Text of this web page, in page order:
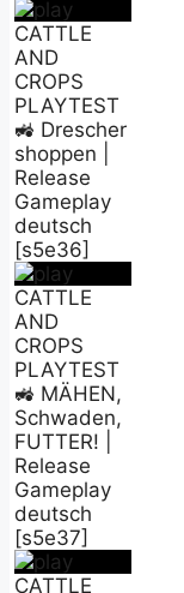
CATTLE
AND
CROPS
PLAYTEST
🚜 Drescher
shoppen |
Release
Gameplay
deutsch
[s5e36]
CATTLE
AND
CROPS
PLAYTEST
🚜 MÄHEN,
Schwaden,
FUTTER! |
Release
Gameplay
deutsch
[s5e37]
CATTLE